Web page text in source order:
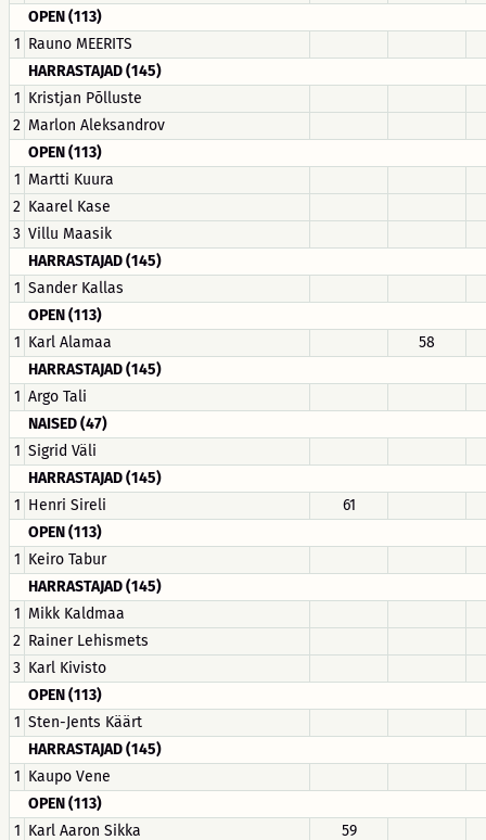
OPEN (113)
1 Rauno MEERITS
HARRASTAJAD (145)
1 Kristjan Põlluste
2 Marlon Aleksandrov
OPEN (113)
1 Martti Kuura
2 Kaarel Kase
3 Villu Maasik
HARRASTAJAD (145)
1 Sander Kallas
OPEN (113)
1 Karl Alamaa
58
HARRASTAJAD (145)
1 Argo Tali
NAISED (47)
1 Sigrid Väli
HARRASTAJAD (145)
1 Henri Sireli
61
OPEN (113)
1 Keiro Tabur
HARRASTAJAD (145)
1 Mikk Kaldmaa
2 Rainer Lehismets
3 Karl Kivisto
OPEN (113)
1 Sten-Jents Käärt
HARRASTAJAD (145)
1 Kaupo Vene
OPEN (113)
1 Karl Aaron Sikka
59